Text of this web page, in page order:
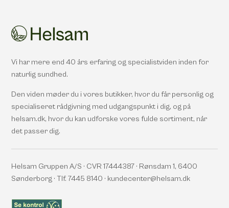
Vi har mere end 40 års erfaring og specialistviden inden for
naturlig sundhed.
Den viden møder du i vores butikker, hvor du får personlig og
specialiseret rådgivning med udgangspunkt i dig, og på
helsam.dk, hvor du kan udforske vores fulde sortiment, når
det passer dig.
Helsam Gruppen A/S · CVR 17444387 · Rønsdam 1, 6400
Sønderborg · Tlf. 7445 8140 · kundecenter@helsam.dk